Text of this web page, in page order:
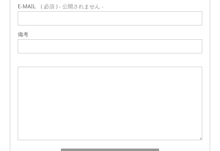
E-MAIL ( 必須 ) - 公開されません -
備考